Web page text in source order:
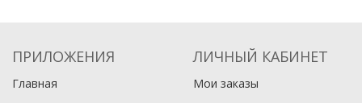
ПРИЛОЖЕНИЯ
Главная
ЛИЧНЫЙ КАБИНЕТ
Мои заказы